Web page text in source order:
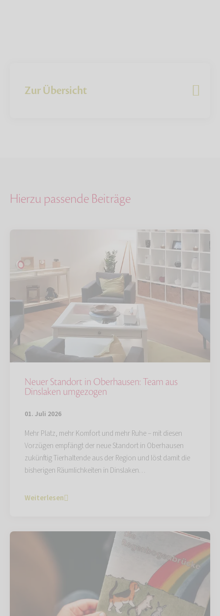
Zur Übersicht
Hierzu passende Beiträge
Neuer Standort in Oberhausen: Team aus
Dinslaken umgezogen
01. Juli 2026
Mehr Platz, mehr Komfort und mehr Ruhe – mit diesen
Vorzügen empfängt der neue Standort in Oberhausen
zukünftig Tierhaltende aus der Region und löst damit die
bisherigen Räumlichkeiten in Dinslaken…
Weiterlesen